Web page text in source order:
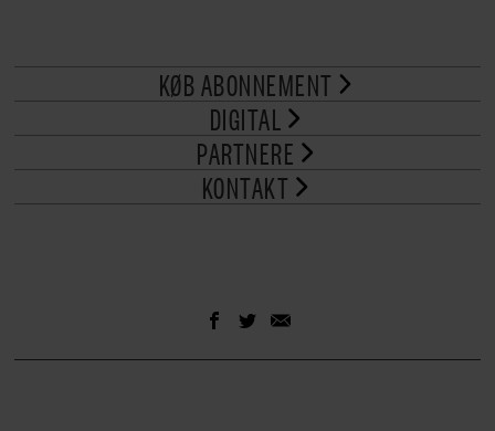
KØB ABONNEMENT
DIGITAL
PARTNERE
KONTAKT